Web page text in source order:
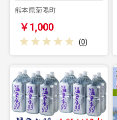
熊本県菊陽町
￥1,000
(0)